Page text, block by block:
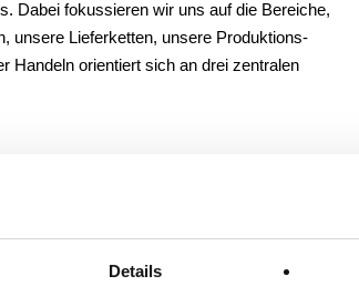
Details
Dabei fokussieren wir uns auf die Bereiche,
unsere Lieferketten, unsere Produktions-
Handeln orientiert sich an drei zentralen